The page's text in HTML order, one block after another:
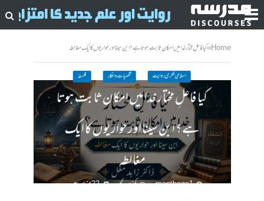
Home
»کیا فاعلِ مختار خدا میں امکان ثابت ہوتا ہے؟ ابن سینا اور حواریوں کا ایک مغالطہ
اسلامی فکری روایت شخصیات وافکار فلسفہ
کیا فاعلِ مختار خدا میں امکان ثابت ہوتا
ہے؟ ابن سینا اور حواریوں کا ایک
مغالطہ
1 month ago کمنت کیجے 22 منٹ چاہیں